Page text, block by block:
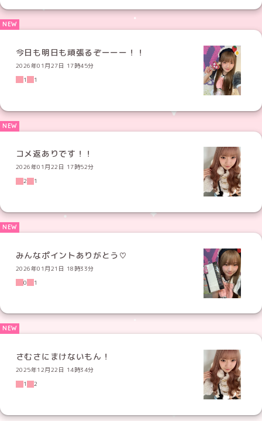
今日も明日も頑張るぞーーー！！
2026年01月27日 17時45分
1
1
コメ返ありです！！
2026年01月22日 17時52分
2
1
みんなポイントありがとう♡
2026年01月21日 18時33分
0
1
さむさにまけないもん！
2025年12月22日 14時34分
1
2